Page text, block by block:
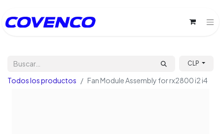
CLP
Todos los productos Fan Module Assembly for rx2800 i2 i4